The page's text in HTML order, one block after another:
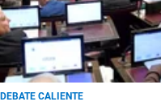
DEBATE CALIENTE